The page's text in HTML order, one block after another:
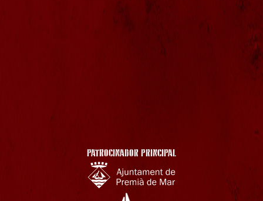
PATROCINADOR PRINCIPAL